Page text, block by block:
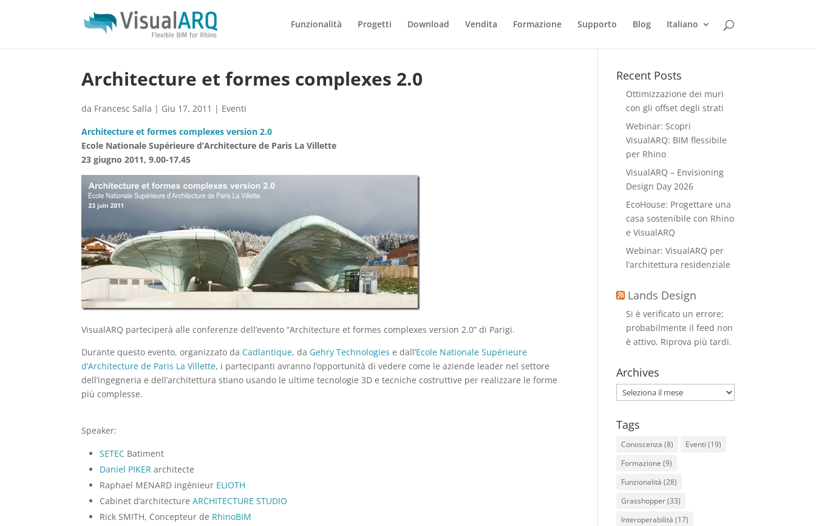
Funzionalità Progetti Download Vendita Formazione Supporto Blog Italiano
Architecture et formes complexes 2.0
da Francesc Salla | Giu 17, 2011 | Eventi
Architecture et formes complexes version 2.0
Ecole Nationale Supérieure d’Architecture de Paris La Villette
23 giugno 2011, 9.00-17.45
VisualARQ parteciperà alle conferenze dell’evento “Architecture et formes complexes version 2.0” di Parigi.
Durante questo evento, organizzato daCadlantique, da Gehry Technologies e dall’Ecole Nationale Supérieure
d’Architecture de Paris La Villette, i partecipanti avranno l’opportunità di vedere come le aziende leader nel settore
dell’ingegneria e dell’architettura stiano usando le ultime tecnologie 3D e tecniche costruttive per realizzare le forme
più complesse.
Speaker:
SETEC Batiment
Daniel PIKER architecte
Raphael MENARD ingénieur ELIOTH
Cabinet d’architectureARCHITECTURE STUDIO
Rick SMITH, Concepteur de RhinoBIM
Recent Posts
Ottimizzazione dei muri
con gli offset degli strati
Webinar: Scopri
VisualARQ: BIM flessibile
per Rhino
VisualARQ – Envisioning
Design Day 2026
EcoHouse: Progettare una
casa sostenibile con Rhino
e VisualARQ
Webinar: VisualARQ per
l’architettura residenziale
Lands Design
Si è verificato un errore;
probabilmente il feed non
è attivo. Riprova più tardi.
Archives
Archives
Tags
Conoscenza (8) Eventi (19)
Formazione (9)
Funzionalità (28)
Grasshopper(33)
Interoperabilità (17)